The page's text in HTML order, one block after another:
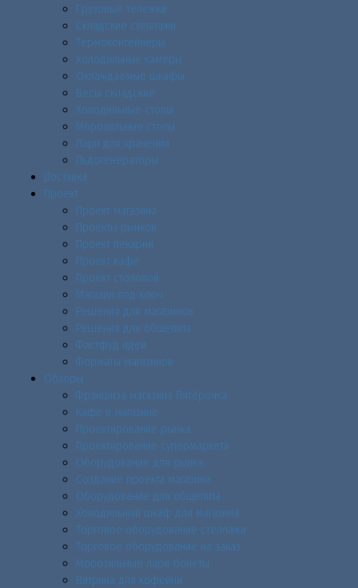
Грузовые тележки
Складские стеллажи
Термоконтейнеры
Холодильные камеры
Охлаждаемые шкафы
Весы складские
Холодильные столы
Морозильные столы
Лари для хранения
Льдогенераторы
Доставка
Проект
Проект магазина
Проекты рынков
Проект пекарни
Проект кафе
Проект столовой
Магазин под ключ
Решения для магазинов
Решения для общепита
Фастфуд идеи
Форматы магазинов
Обзоры
Франшиза магазина Пятёрочка
Кафе в магазине
Проектирование рынка
Проектирование супермаркета
Оборудование для рынка
Создание проекта магазина
Оборудование для общепита
Холодильный шкаф для магазина
Торговое оборудование стеллажи
Торговое оборудование на заказ
Морозильные лари-бонеты
Витрина для кофейни